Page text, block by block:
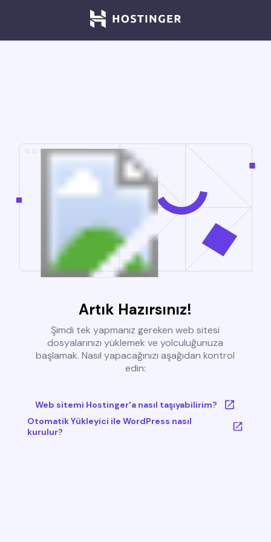
Artık Hazırsınız!
Şimdi tek yapmanız gereken web sitesi
dosyalarınızı yüklemek ve yolculuğunuza
başlamak. Nasıl yapacağınızı aşağıdan kontrol
edin:
Web sitemi Hostinger'a nasıl taşıyabilirim?
Otomatik Yükleyici ile WordPress nasıl
kurulur?